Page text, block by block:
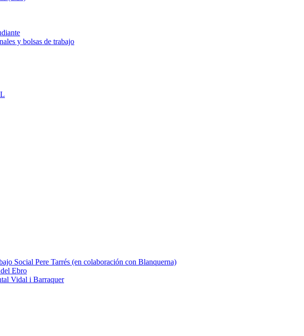
y bolsas de trabajo
Social Pere Tarrés (en colaboración con Blanquerna)
Ebro
Vidal i Barraquer